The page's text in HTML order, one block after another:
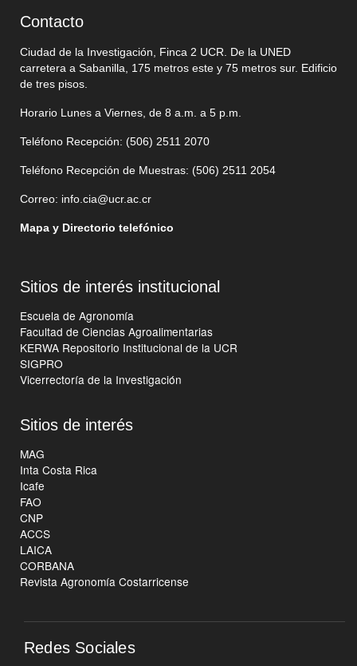
Contacto
Ciudad de la Investigación, Finca 2 UCR. De la UNED
carretera a Sabanilla, 175 metros este y 75 metros sur. Edificio
de tres pisos.
Horario Lunes a Viernes, de 8 a.m. a 5 p.m.
Teléfono Recepción: (506) 2511 2070
Teléfono Recepción de Muestras: (506) 2511 2054
Correo: info.cia@ucr.ac.cr
Mapa y Directorio telefónico
Sitios de interés institucional
Escuela de Agronomía
Facultad de Ciencias Agroalimentarias
KERWA Repositorio Institucional de la UCR
SIGPRO
Vicerrectoría de la Investigación
Sitios de interés
MAG
Inta Costa Rica
Icafe
FAO
CNP
ACCS
LAICA
CORBANA
Revista Agronomía Costarricense
Redes Sociales